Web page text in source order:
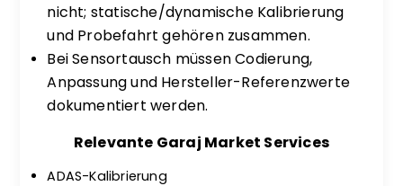
nicht; statische/dynamische Kalibrierung
und Probefahrt gehören zusammen.
Bei Sensortausch müssen Codierung,
Anpassung und Hersteller-Referenzwerte
dokumentiert werden.
Relevante Garaj Market Services
ADAS-Kalibrierung